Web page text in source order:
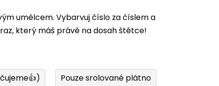
umělcem. Vybarvuj číslo za číslem a
který máš právě na dosah štětce!
Pouze srolované plátno